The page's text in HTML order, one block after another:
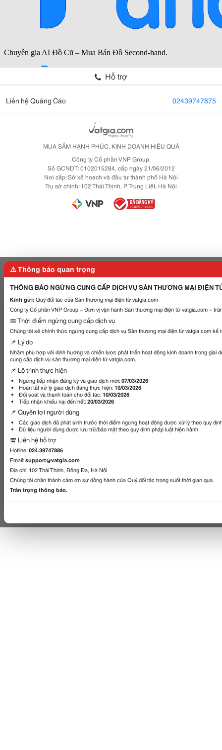
Hỗ trợ
Liên hệ Quảng Cáo 02439747875
MUA SẮM HẠNH PHÚC, KINH DOANH HIỆU QUẢ
Công ty Cổ phần VNP Group.
Số GCNDT: 0102015284, cấp ngày 21/06/2012
Nơi cấp: Sở kế hoạch và đầu tư thành phố Hà Nội
Trụ sở chính: 102 Thái Thịnh, P. Trung Liệt, Hà Nội
⚠️ Thông báo quan trọng
THÔNG BÁO NGỪNG CUNG CẤP DỊCH VỤ SÀN THƯƠNG MẠI ĐIỆN
Kính gửi:Quý đối tác của Sàn thương mại điện tử vatgia.com
Công ty Cổ phần VNP Group – Đơn vị vận hành Sàn thương mại điện tử vatgia.com –
📅 Thời điểm ngừng cung cấp dịch vụ
Chúng tôi sẽ chính thức ngừng cung cấp dịch vụ Sàn thương mại điện tử vatgia.com kể
📌 Lý do
Nhằm phù hợp với định hướng và chiến lược phát triển hoạt động kinh doanh trong giai
cung cấp dịch vụ sàn thương mại điện tử vatgia.com.
📌 Lộ trình thực hiện
Ngừng tiếp nhận đăng ký và giao dịch mới:07/03/2026
Hoàn tất xử lý giao dịch đang thực hiện: 10/03/2026
Đối soát và thanh toán cho đối tác: 10/03/2026
Tiếp nhận khiếu nại đến hết:20/03/2026
📌 Quyền lợi người dùng
Các giao dịch đã phát sinh trước thời điểm ngừng hoạt động được xử lý theo quy
Dữ liệu người dùng được lưu trữ/bảo mật theo quy định pháp luật hiện hành.
☎️ Liên hệ hỗ trợ
Hotline:024.39747886
Email:support@vatgia.com
Địa chỉ: 102 Thái Thịnh, Đống Đa, Hà Nội
Chúng tôi chân thành cảm ơn sự đồng hành của Quý đối tác trong suốt thời gian qua.
Trân trọng thông báo.